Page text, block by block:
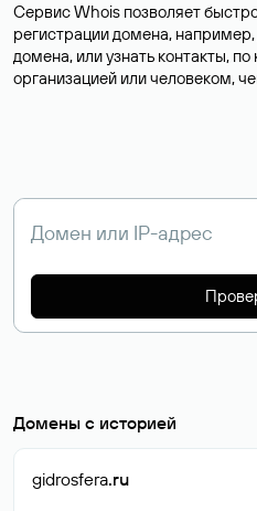
Сервис Whois позволяет
регистрации домена,
домена, или узнать контакты,
организацией или человеком,
Домены с историей
gidrosfera.ru